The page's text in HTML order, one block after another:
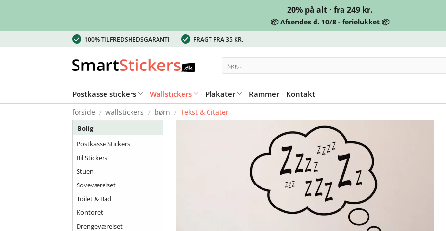
20% på alt · fra 249 kr.
📦 Afsendes d. 10/8 - ferielukket 📦
til
100% TILFREDSHEDSGARANTI FRAGT FRA 35 KR.
Søg
efter:
Postkasse stickers Wallstickers Plakater Rammer Kontakt
forside / wallstickers / børn / Tekst & Citater
Bolig
Postkasse Stickers
Bil Stickers
Stuen
Soveværelset
Toilet & Bad
Kontoret
Drengeværelset